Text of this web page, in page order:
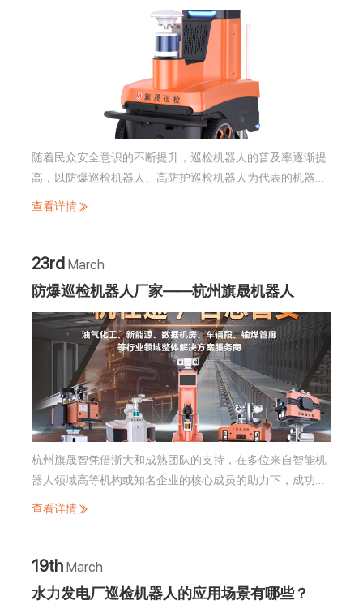
随着民众安全意识的不断提升，巡检机器人的普及率逐渐提
高，以防爆巡检机器人、高防护巡检机器人为代表的机器人
应用日益增多。这些机器人正在全国各地的行业逐步推广，
查看详情
23rd March
防爆巡检机器人厂家——杭州旗晟机器人
杭州旗晟智凭借浙大和成熟团队的支持，在多位来自智能机
器人领域高等机构或知名企业的核心成员的助力下，成功研
发出室内外、轨道式、防爆式、紧凑型等多款巡检机器人产
在各行业的广泛应用。并且与国内外机器人研究机构及企业
个机器人产业技术平台。
查看详情
19th March
水力发电厂巡检机器人的应用场景有哪些？